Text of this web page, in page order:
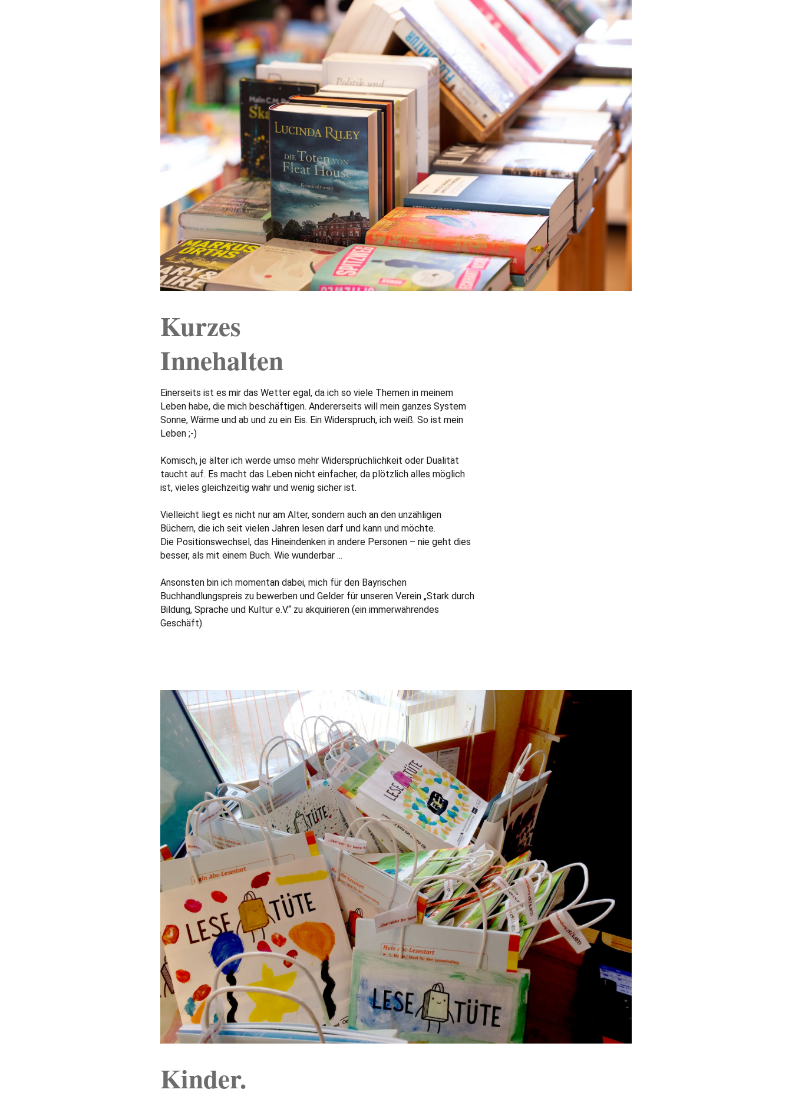
Kurzes
Innehalten
Einerseits ist es mir das Wetter egal, da ich so viele Themen in meinem
Leben habe, die mich beschäftigen. Andererseits will mein ganzes System
Sonne, Wärme und ab und zu ein Eis. Ein Widerspruch, ich weiß. So ist mein
Leben ;-)
Komisch, je älter ich werde umso mehr Widersprüchlichkeit oder Dualität
taucht auf. Es macht das Leben nicht einfacher, da plötzlich alles möglich
ist, vieles gleichzeitig wahr und wenig sicher ist.
Vielleicht liegt es nicht nur am Alter, sondern auch an den unzähligen
Büchern, die ich seit vielen Jahren lesen darf und kann und möchte.
Die Positionswechsel, das Hineindenken in andere Personen – nie geht dies
besser, als mit einem Buch. Wie wunderbar ...
Ansonsten bin ich momentan dabei, mich für den Bayrischen
Buchhandlungspreis zu bewerben und Gelder für unseren Verein „Stark durch
Bildung, Sprache und Kultur e.V.“ zu akquirieren (ein immerwährendes
Geschäft).
Kinder.